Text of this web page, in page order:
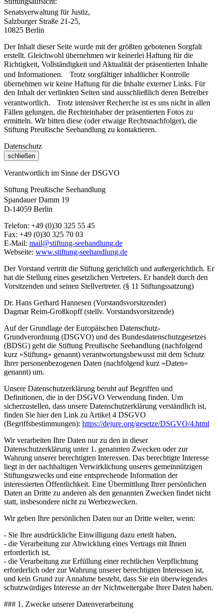
Senatsverwaltung für Justiz,
Salzburger Straße 21-25,
10825 Berlin
Der Inhalt dieser Seite wurde mit der größten gebotenen Sorgfalt
erstellt. Gleichwohl übernehmen wir keinerlei Haftung für die
Richtigkeit, Vollständigkeit und Aktualität der präsentierten Inhalte
und Informationen. Trotz sorgfältiger inhaltlicher Kontrolle
übernehmen wir keine Haftung für die Inhalte externer Links. Für
den Inhalt der verlinkten Seiten sind ausschließlich deren Betreiber
verantwortlich. Trotz intensiver Recherche ist es uns nicht in allen
Fällen gelungen, die Rechteinhaber der präsentierten Fotos zu
ermitteln. Wir bitten diese (oder etwaige Rechtsnachfolger), die
Stiftung Preußische Seehandlung zu kontaktieren.
Datenschutz
schließen
Verantwortlich im Sinne der DSGVO
Stiftung Preußische Seehandlung
Spandauer Damm 19
D-14059 Berlin
Telefon: +49 (0)30 325 55 45
Fax: +49 (0)30 325 70 03
E-Mail: mail@stiftung-seehandlung.de
Webseite: www.stiftung-seehandlung.de
Der Vorstand vertritt die Stiftung gerichtlich und außergerichtlich. Er
hat die Stellung eines gesetzlichen Vertreters. Er handelt durch den
Vorsitzenden und seinen Stellvertreter. (§ 11 Stiftungssatzung)
Dr. Hans Gerhard Hannesen (Vorstandsvorsitzender)
Dagmar Reim-Großkopff (stellv. Vorstandsvorsitzende)
Auf der Grundlage der Europäischen Datenschutz-
Grundverordnung (DSGVO) und des Bundesdatenschutzgesetzes
(BDSG) geht die Stiftung Preußische Seehandlung (nachfolgend
kurz »Stiftung« genannt) verantwortungsbewusst mit dem Schutz
Ihrer personenbezogenen Daten (nachfolgend kurz »Daten«
genannt) um.
Unsere Datenschutzerklärung beruht auf Begriffen und
Definitionen, die in der DSGVO Verwendung finden. Um
sicherzustellen, dass unsere Datenschutzerklärung verständlich ist,
finden Sie hier den Link zu Artikel 4 DSGVO
(Begriffsbestimmungen): https://dejure.org/gesetze/DSGVO/4.html
Wir verarbeiten Ihre Daten nur zu den in dieser
Datenschutzerklärung unter 1. genannten Zwecken oder zur
Wahrung unserer berechtigten Interessen. Das berechtigte Interesse
liegt in der nachhaltigen Verwirklichung unseres gemeinnützigen
Stiftungszwecks und eine entsprechende Information der
interessierten Öffentlichkeit. Eine Übermittlung Ihrer persönlichen
Daten an Dritte zu anderen als den genannten Zwecken findet nicht
statt, insbesondere nicht zu Werbezwecken.
Wir geben Ihre persönlichen Daten nur an Dritte weiter, wenn:
- Sie Ihre ausdrückliche Einwilligung dazu erteilt haben,
- die Verarbeitung zur Abwicklung eines Vertrags mit Ihnen
erforderlich ist,
- die Verarbeitung zur Erfüllung einer rechtlichen Verpflichtung
erforderlich oder zur Wahrung unserer berechtigten Interessen ist,
und kein Grund zur Annahme besteht, dass Sie ein überwiegendes
schutzwürdiges Interesse an der Nichtweitergabe Ihrer Daten haben.
### 1. Zwecke unserer Datenverarbeitung